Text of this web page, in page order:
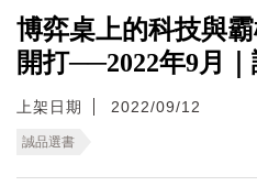
博弈桌上的科技與
開打──2022年9月
上架日期 2022/09/12
誠品選書